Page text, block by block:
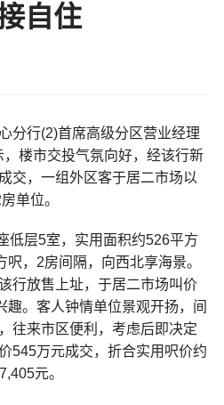
自住
分行(2)首席高级分区营业经理
楼市交投气氛向好，经该行新
交，一组外区客于居二市场以
单位。
低层5室，实用面积约526平方
，2房间隔，向西北享海景。
行放售上址，于居二市场叫价
趣。客人钟情单位景观开扬，间
往来市区便利，考虑后即决定
545万元成交，折合实用呎价约
元。